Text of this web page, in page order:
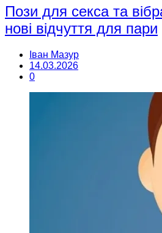
Пози для секса та
нові відчуття для пари
Іван Мазур
14.03.2026
0